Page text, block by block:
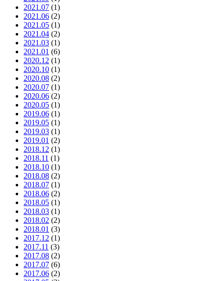
2021.07 (1)
2021.06 (2)
2021.05 (1)
2021.04 (2)
2021.03 (1)
2021.01 (6)
2020.12 (1)
2020.10 (1)
2020.08 (2)
2020.07 (1)
2020.06 (2)
2020.05 (1)
2019.06 (1)
2019.05 (1)
2019.03 (1)
2019.01 (2)
2018.12 (1)
2018.11 (1)
2018.10 (1)
2018.08 (2)
2018.07 (1)
2018.06 (2)
2018.05 (1)
2018.03 (1)
2018.02 (2)
2018.01 (3)
2017.12 (1)
2017.11 (3)
2017.08 (2)
2017.07 (6)
2017.06 (2)